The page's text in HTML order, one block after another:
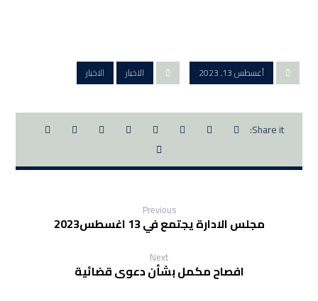
أغسطس 13, 2023 الاخبار الاخبار
Previous
مجلس الادارة يجتمع في 13 اغسطس2023
Next
افصاح مكمل بشأن دعوى قضائية